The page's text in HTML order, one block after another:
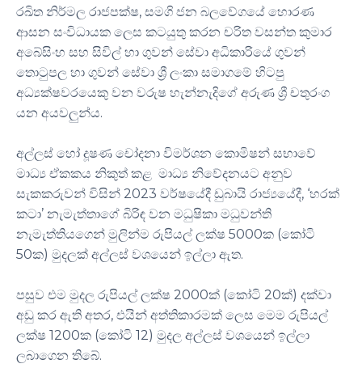
රඛිත නිර්මල රාජපක්ෂ, සමගි ජන බලවේගයේ හොරණ
ආසන සංවිධායක ලෙස කටයුතු කරන චරිත වසන්ත කුමාර
අබේසිංහ සහ සිවිල් හා ගුවන් සේවා අධිකාරියේ ගුවන්
තොටුපල හා ගුවන් සේවා ශ්‍රී ලංකා සමාගමේ හිටපු
අධ්‍යක්ෂවරයෙකු වන වරුෂ හැන්නැදිගේ අරුණ ශ්‍රී චතුරංග
යන අයවලුන්ය.
අල්ලස් හෝ දූෂණ චෝදනා විමර්ශන කොමිෂන් සභාවේ
මාධ්‍ය ඒකකය නිකුත් කළ මාධ්‍ය නිවේදනයට අනුව
සැකකරුවන් විසින් 2023 වර්ෂයේදී ඩුබායි රාජ්‍යයේදී, ‘හරක්
කටා’ නැමැත්තාගේ බිරිඳ වන මධුෂිකා මධුවන්ති
නැමැත්තියගෙන් මුලින්ම රුපියල් ලක්ෂ 5000ක (කෝටි
50ක) මුදලක් අල්ලස් වශයෙන් ඉල්ලා ඇත.
පසුව එම මුදල රුපියල් ලක්ෂ 2000ක් (කෝටි 20ක්) දක්වා
අඩු කර ඇති අතර, එයින් අත්තිකාරමක් ලෙස මෙම රුපියල්
ලක්ෂ 1200ක (කෝටි 12) මුදල අල්ලස් වශයෙන් ඉල්ලා
ලබාගෙන තිබේ.